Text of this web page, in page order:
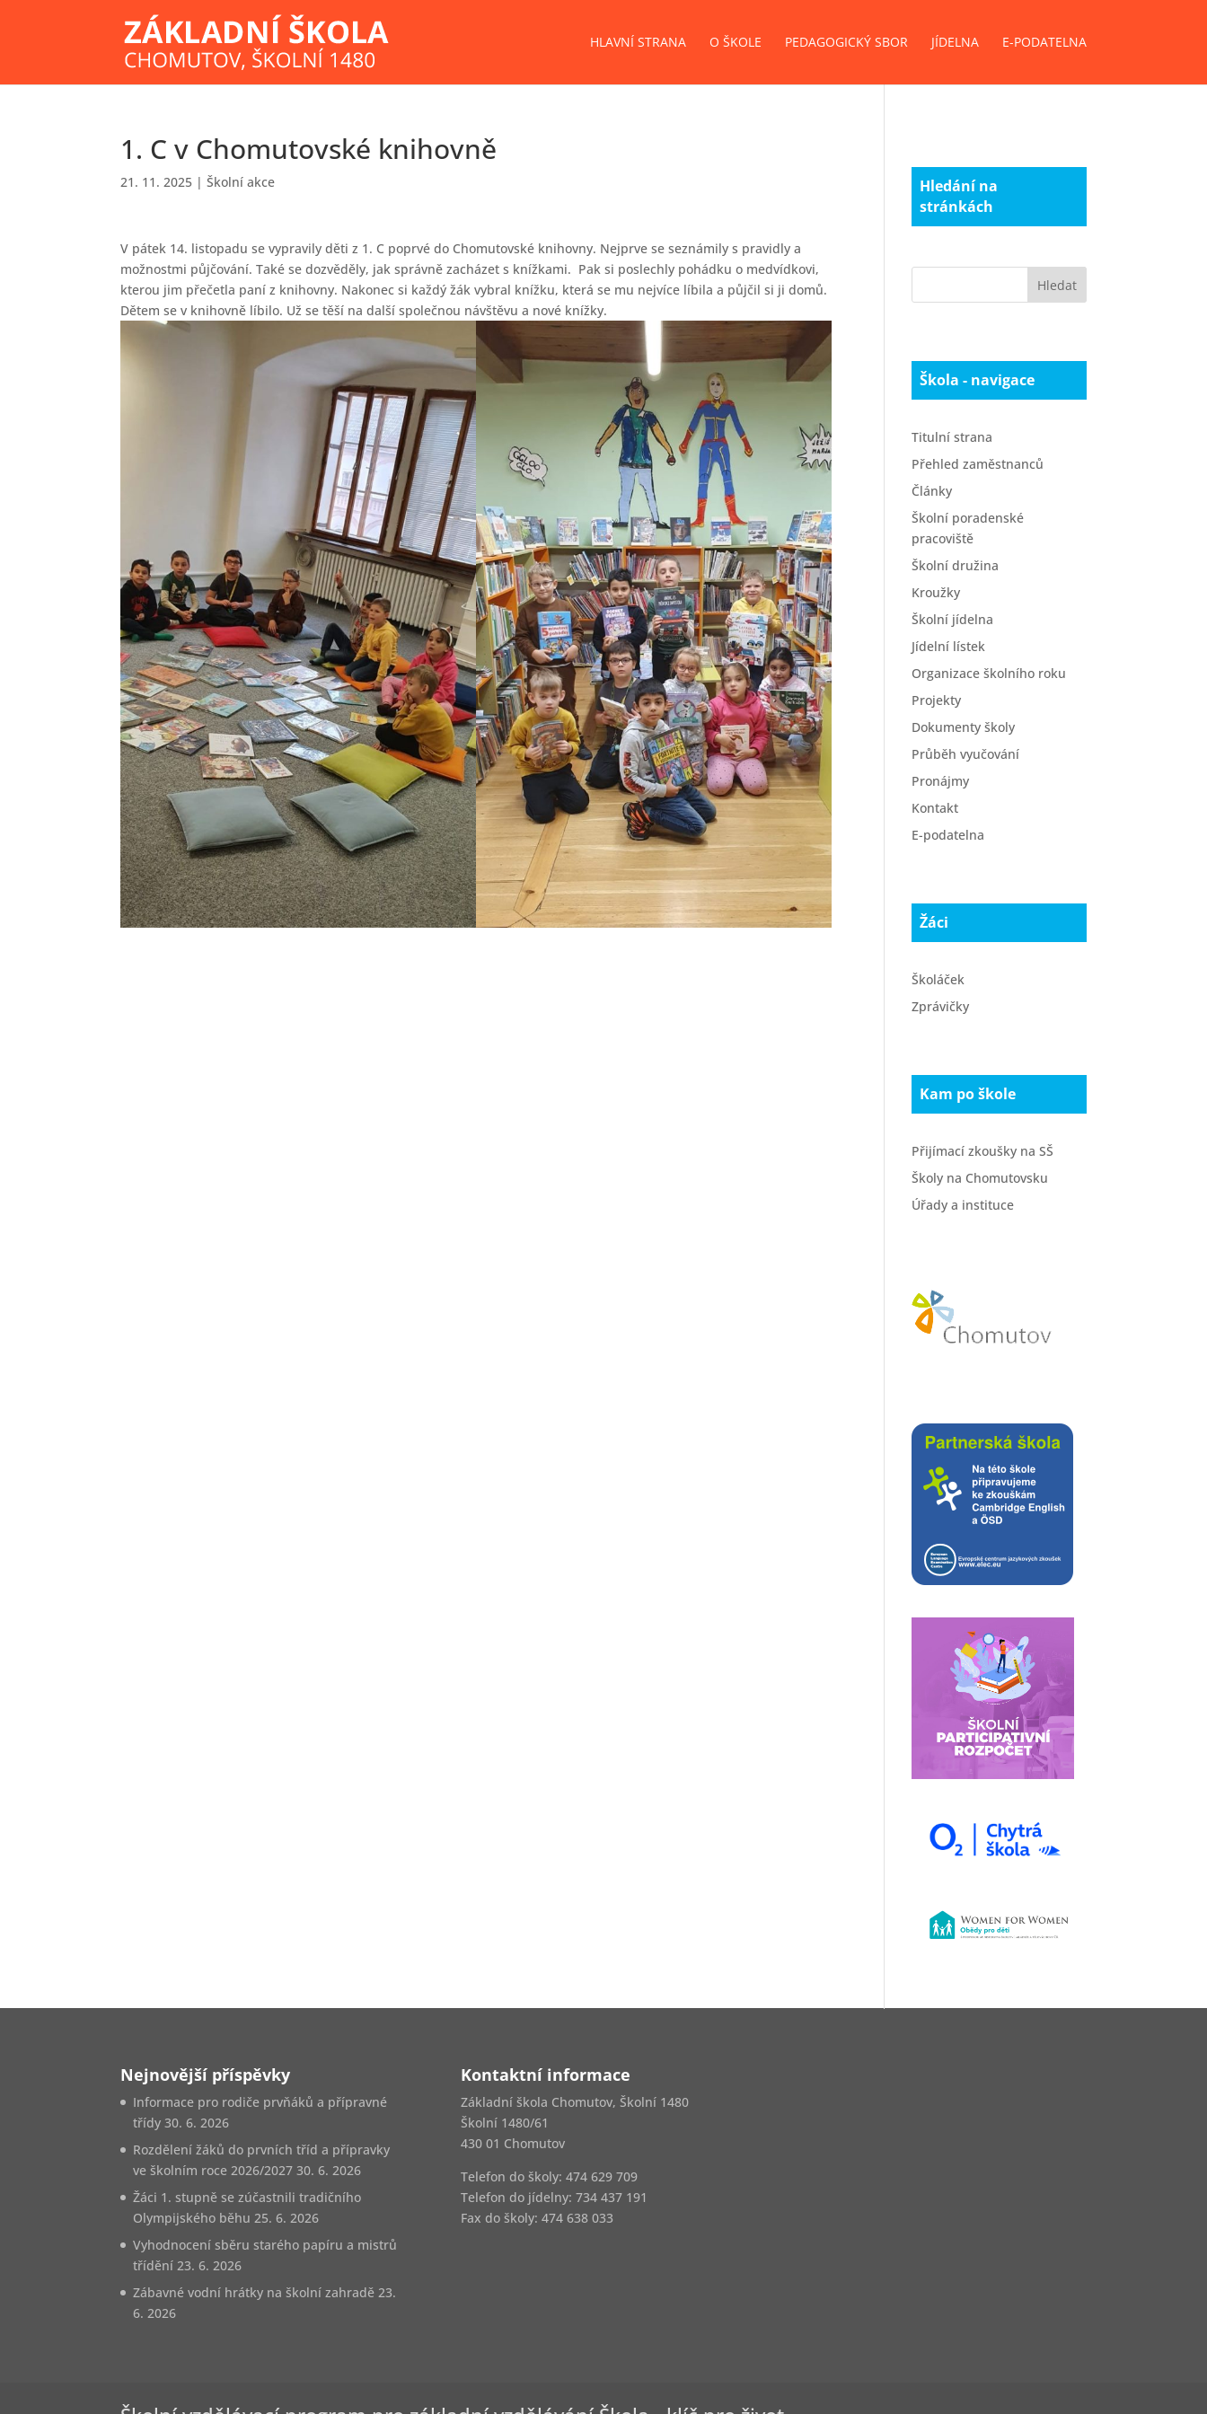
HLAVNÍ STRANA O ŠKOLE PEDAGOGICKÝ SBOR JÍDELNA E-PODATELNA
1. C v Chomutovské knihovně
21. 11. 2025 |Školní akce
V pátek 14. listopadu se vypravily děti z 1. C poprvé do Chomutovské knihovny. Nejprve se seznámily s pravidly a
možnostmi půjčování. Také se dozvěděly, jak správně zacházet s knížkami. Pak si poslechly pohádku o medvídkovi,
kterou jim přečetla paní z knihovny. Nakonec si každý žák vybral knížku, která se mu nejvíce líbila a půjčil si ji domů.
Dětem se v knihovně líbilo. Už se těší na další společnou návštěvu a nové knížky.
Hledání na
stránkách
Škola - navigace
Titulní strana
Přehled zaměstnanců
Články
Školní poradenské
pracoviště
Školní družina
Kroužky
Školní jídelna
Jídelní lístek
Organizace školního roku
Projekty
Dokumenty školy
Průběh vyučování
Pronájmy
Kontakt
E-podatelna
Žáci
Školáček
Zprávičky
Kam po škole
Přijímací zkoušky na SŠ
Školy na Chomutovsku
Úřady a instituce
Nejnovější příspěvky
Informace pro rodiče prvňáků a přípravné
třídy 30. 6. 2026
Rozdělení žáků do prvních tříd a přípravky
ve školním roce 2026/2027 30. 6. 2026
Žáci 1. stupně se zúčastnili tradičního
Olympijského běhu 25. 6. 2026
Vyhodnocení sběru starého papíru a mistrů
třídění 23. 6. 2026
Zábavné vodní hrátky na školní zahradě 23.
6. 2026
Kontaktní informace
Základní škola Chomutov, Školní 1480
Školní 1480/61
430 01 Chomutov
Telefon do školy: 474 629 709
Telefon do jídelny: 734 437 191
Fax do školy: 474 638 033